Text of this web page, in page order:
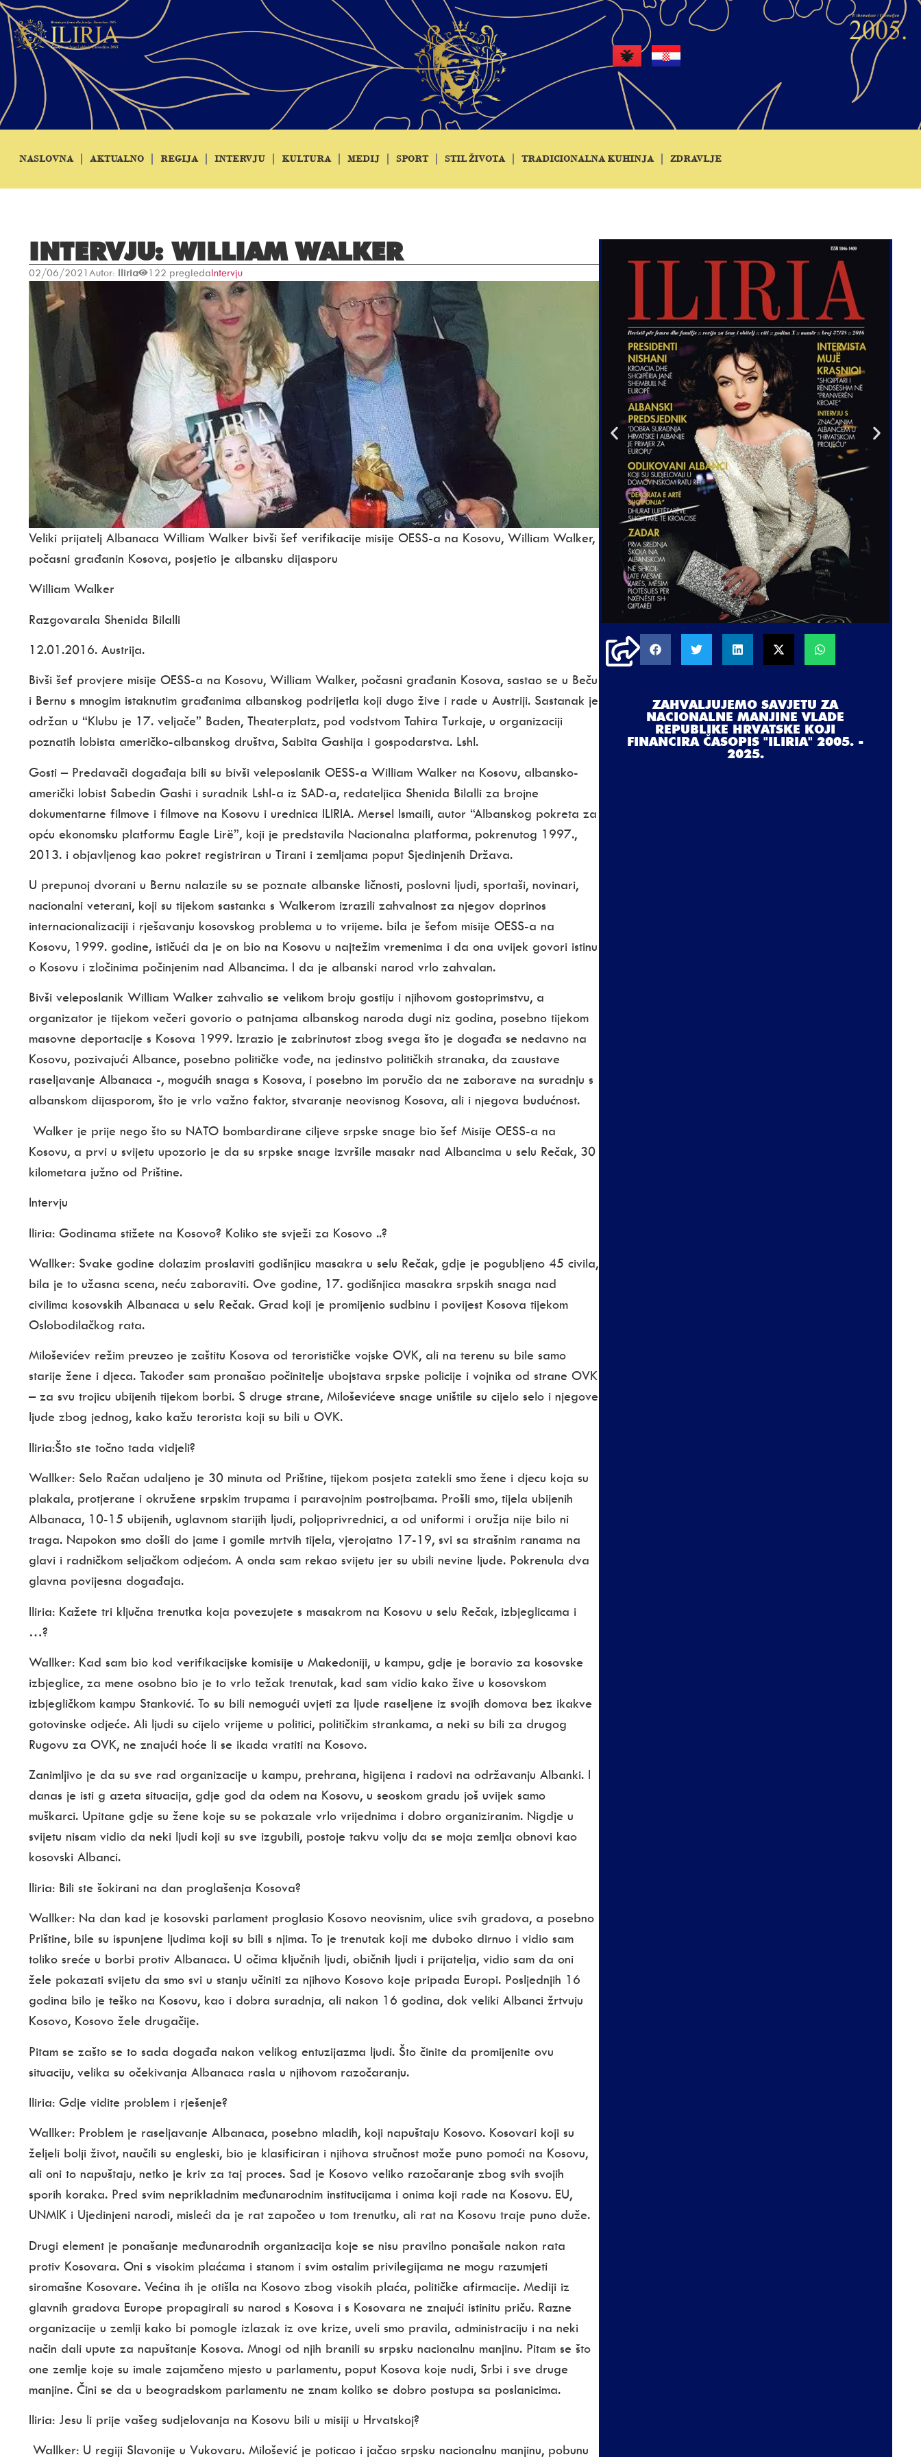
NASLOVNA AKTUALNO REGIJA INTERVJU KULTURA MEDIJ SPORT STIL ŽIVOTA TRADICIONALNA KUHINJA ZDRAVLJE
INTERVJU: WILLIAM WALKER
02/06/2021 Autor: Iliria 122 pregledaIntervju
Veliki prijatelj Albanaca William Walker bivši šef verifikacije misije OESS-a na Kosovu, William Walker,
počasni građanin Kosova, posjetio je albansku dijasporu
William Walker
Razgovarala Shenida Bilalli
12.01.2016. Austrija.
Bivši šef provjere misije OESS-a na Kosovu, William Walker, počasni građanin Kosova, sastao se u Beču
i Bernu s mnogim istaknutim građanima albanskog podrijetla koji dugo žive i rade u Austriji. Sastanak je
održan u “Klubu je 17. veljače” Baden, Theaterplatz, pod vodstvom Tahira Turkaje, u organizaciji
poznatih lobista američko-albanskog društva, Sabita Gashija i gospodarstva. Lshl.
Gosti – Predavači događaja bili su bivši veleposlanik OESS-a William Walker na Kosovu, albansko-
američki lobist Sabedin Gashi i suradnik Lshl-a iz SAD-a, redateljica Shenida Bilalli za brojne
dokumentarne filmove i filmove na Kosovu i urednica ILIRIA. Mersel Ismaili, autor “Albanskog pokreta za
opću ekonomsku platformu Eagle Lirë”, koji je predstavila Nacionalna platforma, pokrenutog 1997.,
2013. i objavljenog kao pokret registriran u Tirani i zemljama poput Sjedinjenih Država.
U prepunoj dvorani u Bernu nalazile su se poznate albanske ličnosti, poslovni ljudi, sportaši, novinari,
nacionalni veterani, koji su tijekom sastanka s Walkerom izrazili zahvalnost za njegov doprinos
internacionalizaciji i rješavanju kosovskog problema u to vrijeme. bila je šefom misije OESS-a na
Kosovu, 1999. godine, ističući da je on bio na Kosovu u najtežim vremenima i da ona uvijek govori istinu
o Kosovu i zločinima počinjenim nad Albancima. I da je albanski narod vrlo zahvalan.
Bivši veleposlanik William Walker zahvalio se velikom broju gostiju i njihovom gostoprimstvu, a
organizator je tijekom večeri govorio o patnjama albanskog naroda dugi niz godina, posebno tijekom
masovne deportacije s Kosova 1999. Izrazio je zabrinutost zbog svega što je događa se nedavno na
Kosovu, pozivajući Albance, posebno političke vođe, na jedinstvo političkih stranaka, da zaustave
raseljavanje Albanaca -, mogućih snaga s Kosova, i posebno im poručio da ne zaborave na suradnju s
albanskom dijasporom, što je vrlo važno faktor, stvaranje neovisnog Kosova, ali i njegova budućnost.
Walker je prije nego što su NATO bombardirane ciljeve srpske snage bio šef Misije OESS-a na
Kosovu, a prvi u svijetu upozorio je da su srpske snage izvršile masakr nad Albancima u selu Rečak, 30
kilometara južno od Prištine.
Intervju
Iliria: Godinama stižete na Kosovo? Koliko ste svježi za Kosovo ..?
Wallker: Svake godine dolazim proslaviti godišnjicu masakra u selu Rečak, gdje je pogubljeno 45 civila,
bila je to užasna scena, neću zaboraviti. Ove godine, 17. godišnjica masakra srpskih snaga nad
civilima kosovskih Albanaca u selu Rečak. Grad koji je promijenio sudbinu i povijest Kosova tijekom
Oslobodilačkog rata.
Miloševićev režim preuzeo je zaštitu Kosova od terorističke vojske OVK, ali na terenu su bile samo
starije žene i djeca. Također sam pronašao počinitelje ubojstava srpske policije i vojnika od strane OVK
– za svu trojicu ubijenih tijekom borbi. S druge strane, Miloševićeve snage uništile su cijelo selo i njegove
ljude zbog jednog, kako kažu terorista koji su bili u OVK.
Iliria:Što ste točno tada vidjeli?
Wallker: Selo Račan udaljeno je 30 minuta od Prištine, tijekom posjeta zatekli smo žene i djecu koja su
plakala, protjerane i okružene srpskim trupama i paravojnim postrojbama. Prošli smo, tijela ubijenih
Albanaca, 10-15 ubijenih, uglavnom starijih ljudi, poljoprivrednici, a od uniformi i oružja nije bilo ni
traga. Napokon smo došli do jame i gomile mrtvih tijela, vjerojatno 17-19, svi sa strašnim ranama na
glavi i radničkom seljačkom odjećom. A onda sam rekao svijetu jer su ubili nevine ljude. Pokrenula dva
glavna povijesna događaja.
Iliria: Kažete tri ključna trenutka koja povezujete s masakrom na Kosovu u selu Rečak, izbjeglicama i
…?
Wallker: Kad sam bio kod verifikacijske komisije u Makedoniji, u kampu, gdje je boravio za kosovske
izbjeglice, za mene osobno bio je to vrlo težak trenutak, kad sam vidio kako žive u kosovskom
izbjegličkom kampu Stanković. To su bili nemogući uvjeti za ljude raseljene iz svojih domova bez ikakve
gotovinske odjeće. Ali ljudi su cijelo vrijeme u politici, političkim strankama, a neki su bili za drugog
Rugovu za OVK, ne znajući hoće li se ikada vratiti na Kosovo.
Zanimljivo je da su sve rad organizacije u kampu, prehrana, higijena i radovi na održavanju Albanki. I
danas je isti g azeta situacija, gdje god da odem na Kosovu, u seoskom gradu još uvijek samo
muškarci. Upitane gdje su žene koje su se pokazale vrlo vrijednima i dobro organiziranim. Nigdje u
svijetu nisam vidio da neki ljudi koji su sve izgubili, postoje takvu volju da se moja zemlja obnovi kao
kosovski Albanci.
Iliria: Bili ste šokirani na dan proglašenja Kosova?
Wallker: Na dan kad je kosovski parlament proglasio Kosovo neovisnim, ulice svih gradova, a posebno
Prištine, bile su ispunjene ljudima koji su bili s njima. To je trenutak koji me duboko dirnuo i vidio sam
toliko sreće u borbi protiv Albanaca. U očima ključnih ljudi, običnih ljudi i prijatelja, vidio sam da oni
žele pokazati svijetu da smo svi u stanju učiniti za njihovo Kosovo koje pripada Europi. Posljednjih 16
godina bilo je teško na Kosovu, kao i dobra suradnja, ali nakon 16 godina, dok veliki Albanci žrtvuju
Kosovo, Kosovo žele drugačije.
Pitam se zašto se to sada događa nakon velikog entuzijazma ljudi. Što činite da promijenite ovu
situaciju, velika su očekivanja Albanaca rasla u njihovom razočaranju.
Iliria: Gdje vidite problem i rješenje?
Wallker: Problem je raseljavanje Albanaca, posebno mladih, koji napuštaju Kosovo. Kosovari koji su
željeli bolji život, naučili su engleski, bio je klasificiran i njihova stručnost može puno pomoći na Kosovu,
ali oni to napuštaju, netko je kriv za taj proces. Sad je Kosovo veliko razočaranje zbog svih svojih
sporih koraka. Pred svim neprikladnim međunarodnim institucijama i onima koji rade na Kosovu. EU,
UNMIK i Ujedinjeni narodi, misleći da je rat započeo u tom trenutku, ali rat na Kosovu traje puno duže.
Drugi element je ponašanje međunarodnih organizacija koje se nisu pravilno ponašale nakon rata
protiv Kosovara. Oni s visokim plaćama i stanom i svim ostalim privilegijama ne mogu razumjeti
siromašne Kosovare. Većina ih je otišla na Kosovo zbog visokih plaća, političke afirmacije. Mediji iz
glavnih gradova Europe propagirali su narod s Kosova i s Kosovara ne znajući istinitu priču. Razne
organizacije u zemlji kako bi pomogle izlazak iz ove krize, uveli smo pravila, administraciju i na neki
način dali upute za napuštanje Kosova. Mnogi od njih branili su srpsku nacionalnu manjinu. Pitam se što
one zemlje koje su imale zajamčeno mjesto u parlamentu, poput Kosova koje nudi, Srbi i sve druge
manjine. Čini se da u beogradskom parlamentu ne znam koliko se dobro postupa sa poslanicima.
Iliria: Jesu li prije vašeg sudjelovanja na Kosovu bili u misiji u Hrvatskoj?
Wallker: U regiji Slavonije u Vukovaru. Milošević je poticao i jačao srpsku nacionalnu manjinu, pobunu
ZAHVALJUJEMO SAVJETU ZA
NACIONALNE MANJINE VLADE
REPUBLIKE HRVATSKE KOJI
FINANCIRA ČASOPIS "ILIRIA" 2005. -
2025.